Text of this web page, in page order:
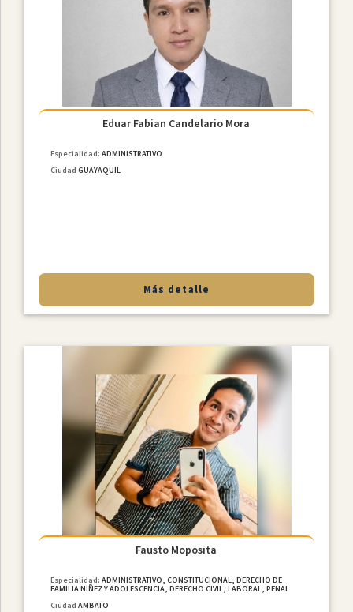
Eduar Fabian Candelario Mora
Especialidad:ADMINISTRATIVO
Ciudad GUAYAQUIL
Más detalle
Fausto Moposita
Especialidad:ADMINISTRATIVO, CONSTITUCIONAL, DERECHO DE
FAMILIA NIÑEZ Y ADOLESCENCIA, DERECHO CIVIL, LABORAL, PENAL
Ciudad AMBATO